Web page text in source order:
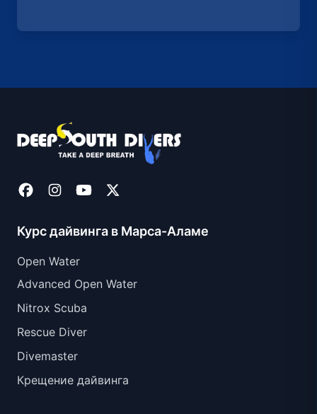
Курс дайвинга в Марса-Аламе
Open Water
Advanced Open Water
Nitrox Scuba
Rescue Diver
Divemaster
Крещение дайвинга